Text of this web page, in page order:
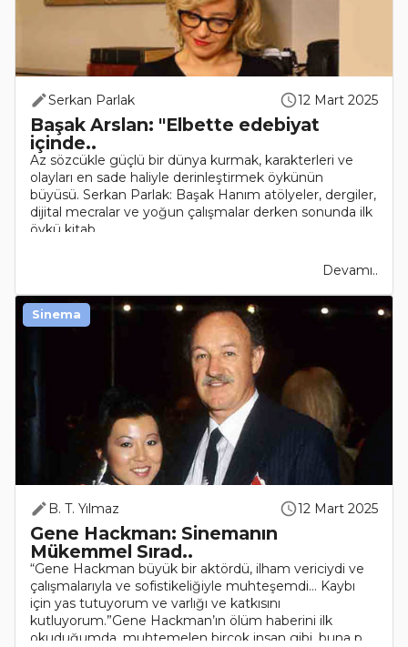
Serkan Parlak 12 Mart 2025
Başak Arslan: "Elbette edebiyat
içinde..
Az sözcükle güçlü bir dünya kurmak, karakterleri ve
olayları en sade haliyle derinleştirmek öykünün
büyüsü. Serkan Parlak: Başak Hanım atölyeler, dergiler,
dijital mecralar ve yoğun çalışmalar derken sonunda ilk
öykü kitab..
Devamı..
B. T. Yılmaz 12 Mart 2025
Gene Hackman: Sinemanın
Mükemmel Sırad..
“Gene Hackman büyük bir aktördü, ilham vericiydi ve
çalışmalarıyla ve sofistikeliğiyle muhteşemdi… Kaybı
için yas tutuyorum ve varlığı ve katkısını
kutluyorum.”Gene Hackman’ın ölüm haberini ilk
okuduğumda, muhtemelen birçok insan gibi, buna p..
Sinema